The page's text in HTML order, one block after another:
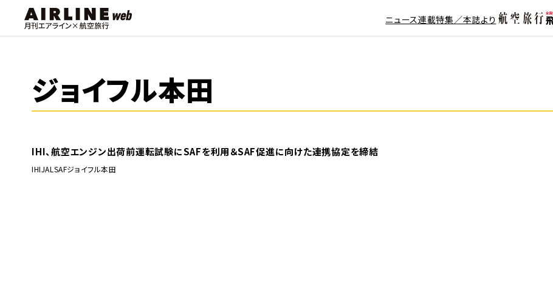
ニュース連載特集／本誌より
ジョイフル本田
IHI、航空エンジン出荷前運転試験にSAFを利用＆SAF促進に向けた連携協定を締結
IHIJAL SAFジョイフル本田